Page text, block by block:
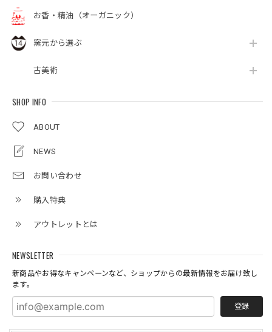
お香・精油（オーガニック）
窯元から選ぶ
古美術
SHOP INFO
ABOUT
NEWS
お問い合わせ
購入特典
アウトレットとは
NEWSLETTER
新商品やお得なキャンペーンなど、ショップからの最新情報をお届け致し
ます。
登録